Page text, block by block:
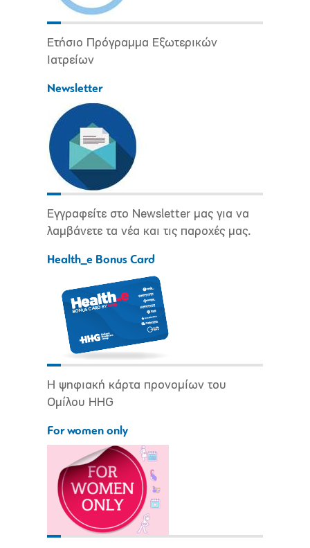
Ετήσιο Πρόγραμμα Εξωτερικών
Ιατρείων
Newsletter
Εγγραφείτε στο Newsletter μας για να
λαμβάνετε τα νέα και τις παροχές μας.
Health_e Bonus Card
Η ψηφιακή κάρτα προνομίων του
Ομίλου HHG
For women only